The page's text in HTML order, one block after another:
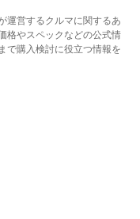
運営するクルマに関するあ
格やスペックなどの公式情
で購入検討に役立つ情報を